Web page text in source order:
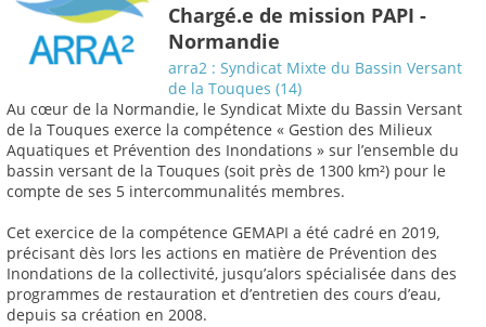
Chargé.e de mission PAPI -
Normandie
arra2 : Syndicat Mixte du Bassin Versant
de la Touques (14)
Au cœur de la Normandie, le Syndicat Mixte du Bassin Versant
de la Touques exerce la compétence « Gestion des Milieux
Aquatiques et Prévention des Inondations » sur l’ensemble du
bassin versant de la Touques (soit près de 1300 km²) pour le
compte de ses 5 intercommunalités membres.
Cet exercice de la compétence GEMAPI a été cadré en 2019,
précisant dès lors les actions en matière de Prévention des
Inondations de la collectivité, jusqu’alors spécialisée dans des
programmes de restauration et d’entretien des cours d’eau,
depuis sa création en 2008.